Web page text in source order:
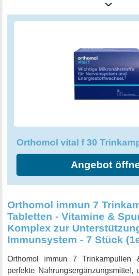
Das Beste daran: Orthomol vital f ist
Trinkfläschchen und Kapsel, die
ohne sich Gedanken über die
Mikronährstoffen machen zu
Komplex und den Omega 3
gerüstet, um Ihrem Körper die
er benötigt, um im Alltag voller
Angebot
Orthomol immun 7
Tabletten - Vitamine &
Komplex zur
Immunsystem - 7 Stück
Orthomol immun 7 Trinkampullen
perfekte Nahrungsergänzungsmittel,